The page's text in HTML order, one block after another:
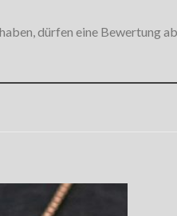
dürfen eine Bewertung